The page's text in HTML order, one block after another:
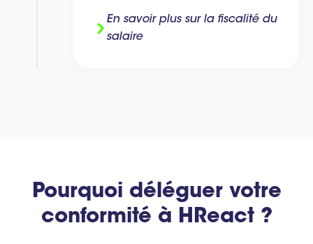
En savoir plus sur la fiscalité du
salaire
Pourquoi déléguer votre
conformité à HReact ?